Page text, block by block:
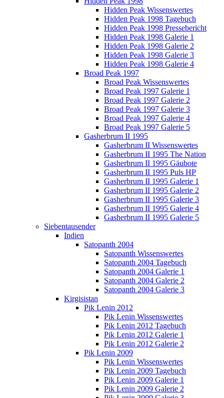
Hidden Peak Wissenswertes
Hidden Peak 1998 Tagebuch
Hidden Peak 1998 Pressebericht
Hidden Peak 1998 Galerie 1
Hidden Peak 1998 Galerie 2
Hidden Peak 1998 Galerie 3
Hidden Peak 1998 Galerie 4
Broad Peak 1997
Broad Peak Wissenswertes
Broad Peak 1997 Galerie 1
Broad Peak 1997 Galerie 2
Broad Peak 1997 Galerie 3
Broad Peak 1997 Galerie 4
Broad Peak 1997 Galerie 5
Gasherbrum II 1995
Gasherbrum II Wissenswertes
Gasherbrum II 1995 The Nation
Gasherbrum II 1995 Gäubote
Gasherbrum II 1995 Puls HP
Gasherbrum II 1995 Galerie 1
Gasherbrum II 1995 Galerie 2
Gasherbrum II 1995 Galerie 3
Gasherbrum II 1995 Galerie 4
Gasherbrum II 1995 Galerie 5
Siebentausender
Indien
Satopanth 2004
Satopanth Wissenswertes
Satopanth 2004 Tagebuch
Satopanth 2004 Galerie 1
Satopanth 2004 Galerie 2
Satopanth 2004 Galerie 3
Kirgisistan
Pik Lenin 2012
Pik Lenin Wissenswertes
Pik Lenin 2012 Tagebuch
Pik Lenin 2012 Galerie 1
Pik Lenin 2012 Galerie 2
Pik Lenin 2009
Pik Lenin Wissenswertes
Pik Lenin 2009 Tagebuch
Pik Lenin 2009 Galerie 1
Pik Lenin 2009 Galerie 2